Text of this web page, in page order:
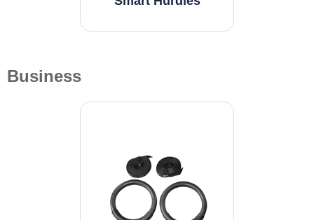
Business